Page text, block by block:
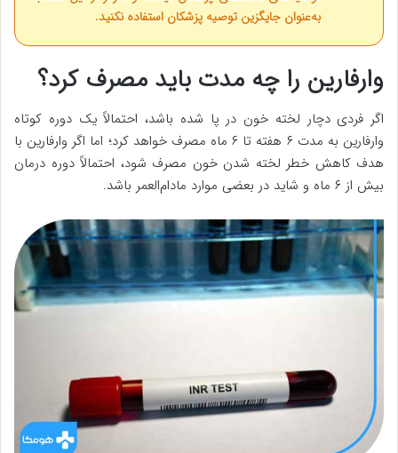
به‌عنوان جایگزین توصیه پزشکان استفاده نکنید.
وارفارین را چه مدت باید مصرف کرد؟
اگر فردی دچار لخته خون در پا شده باشد، احتمالاً یک دوره کوتاه
وارفارین به مدت ۶ هفته تا ۶ ماه مصرف خواهد کرد؛ اما اگر وارفارین با
هدف کاهش خطر لخته شدن خون مصرف شود، احتمالاً دوره درمان
بیش از ۶ ماه و شاید در بعضی موارد مادام‌العمر باشد.